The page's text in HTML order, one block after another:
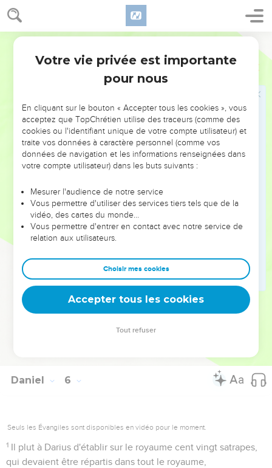
Daniel 5
apporté les vases de sa maison devant toi, et vous y avez bu
du vin, toi et tes grands, tes femmes et tes concubines, et tu
as loué les dieux d'argent, d'or, d'airain, de fer, de bois et de
pierre, qui ne voient, ni n'entendent, ni ne connaissent, et tu
n'as pas glorifié le Dieu qui a dans sa main ton souffle et
main, et que cette écriture a été tracée.
Voici l'écriture qui a été tracée : MENÉ, MENÉ, THEKEL,
UPHARSIN (Compté, compté ; pesé et divisé).
Et voici l'interprétation de ces paroles : MENÉ : Dieu a
THEKEL : tu as été pesé dans la balance, et tu as été
trouvé léger.
PERES : ton royaume a été divisé, et donné aux Mèdes et
aux Perses.
Alors, sur l'ordre de Belshatsar, on revêtit Daniel de
pourpre, on lui mit au cou un collier d'or, et on publia qu'il
serait le troisième dans le gouvernement du royaume.
Dans cette même nuit Belshatsar, roi des Caldéens, fut
Daniel 6
Seuls les Évangiles sont disponibles en vidéo pour le moment.
1 Il plut à Darius d'établir sur le royaume cent vingt satrapes,
qui devaient être répartis dans tout le royaume,
Votre vie privée est importante
pour nous
En cliquant sur le bouton « Accepter tous les cookies », vous
acceptez que TopChrétien utilise des traceurs (comme des
cookies ou l'identifiant unique de votre compte utilisateur) et
traite vos données à caractère personnel (comme vos
données de navigation et les informations renseignées dans
votre compte utilisateur) dans les buts suivants :
Mesurer l'audience de notre service
Vous permettre d'utiliser des services tiers tels que de la
vidéo, des cartes du monde…
Vous permettre d'entrer en contact avec notre service de
relation aux utilisateurs.
Choisir mes cookies
Accepter tous les cookies
Tout refuser